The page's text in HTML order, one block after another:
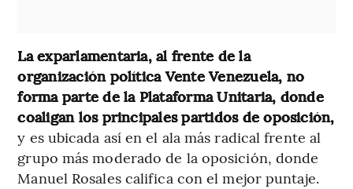
La exparlamentaria, al frente de la
organización política Vente Venezuela, no
forma parte de la Plataforma Unitaria, donde
coaligan los principales partidos de oposición,
y es ubicada así en el ala más radical frente al
grupo más moderado de la oposición, donde
Manuel Rosales califica con el mejor puntaje.